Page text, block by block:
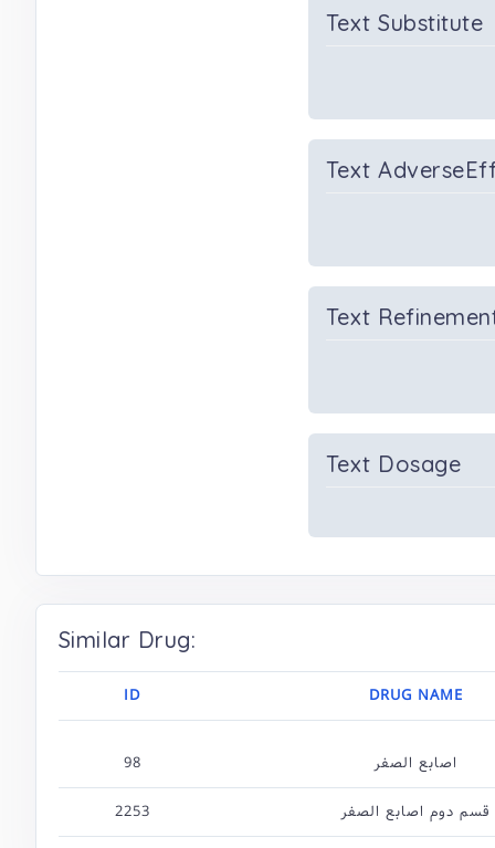
Text Substitute
Text
Text
Text Dosage
Similar Drug:
ID DRUG NAME
98 اصابع الصفر
2253 قسم دوم اصابع الصفر